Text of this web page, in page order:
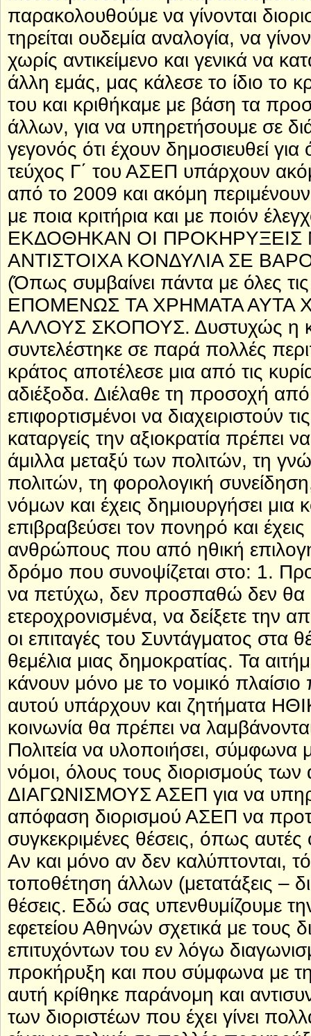
παρακολουθούμε να γίνονται
τηρείται ουδεμία αναλογία, να
χωρίς αντικείμενο και γενικά να
άλλη εμάς, μας κάλεσε το ίδιο το
του και κριθήκαμε με βάση τα
άλλων, για να υπηρετήσουμε σε
γεγονός ότι έχουν δημοσιευθεί
τεύχος Γ΄ του ΑΣΕΠ υπάρχουν
από το 2009 και ακόμη
με ποια κριτήρια και με ποιόν
ΕΚΔΟΘΗΚΑΝ ΟΙ ΠΡΟΚΗΡΥΞΕΙΣ
ΑΝΤΙΣΤΟΙΧΑ ΚΟΝΔΥΛΙΑ ΣΕ
(Όπως συμβαίνει πάντα με όλες
ΕΠΟΜΕΝΩΣ ΤΑ ΧΡΗΜΑΤΑ ΑΥΤΑ
ΑΛΛΟΥΣ ΣΚΟΠΟΥΣ. Δυστυχώς η
συντελέστηκε σε παρά πολλές
κράτος αποτέλεσε μια από τις
αδιέξοδα. Διέλαθε τη προσοχή
επιφορτισμένοι να διαχειριστούν
καταργείς την αξιοκρατία πρέπει
άμιλλα μεταξύ των πολιτών, τη
πολιτών, τη φορολογική
νόμων και έχεις δημιουργήσει μια
επιβραβεύσει τον πονηρό και
ανθρώπους που από ηθική
δρόμο που συνοψίζεται στο: 1.
να πετύχω, δεν προσπαθώ δεν θα
ετεροχρονισμένα, να δείξετε την
οι επιταγές του Συντάγματος στα
θεμέλια μιας δημοκρατίας. Τα
κάνουν μόνο με το νομικό
αυτού υπάρχουν και ζητήματα
κοινωνία θα πρέπει να
Πολιτεία να υλοποιήσει,
νόμοι, όλους τους διορισμούς
ΔΙΑΓΩΝΙΣΜΟΥΣ ΑΣΕΠ για να
απόφαση διορισμού ΑΣΕΠ να
συγκεκριμένες θέσεις, όπως
Αν και μόνο αν δεν καλύπτονται,
τοποθέτηση άλλων (μετατάξεις –
θέσεις. Εδώ σας υπενθυμίζουμε
εφετείου Αθηνών σχετικά με τους
επιτυχόντων του εν λόγω
προκήρυξη και που σύμφωνα με
αυτή κρίθηκε παράνομη και
των διοριστέων που έχει γίνει